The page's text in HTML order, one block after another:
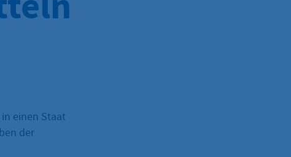
einen Staat
der